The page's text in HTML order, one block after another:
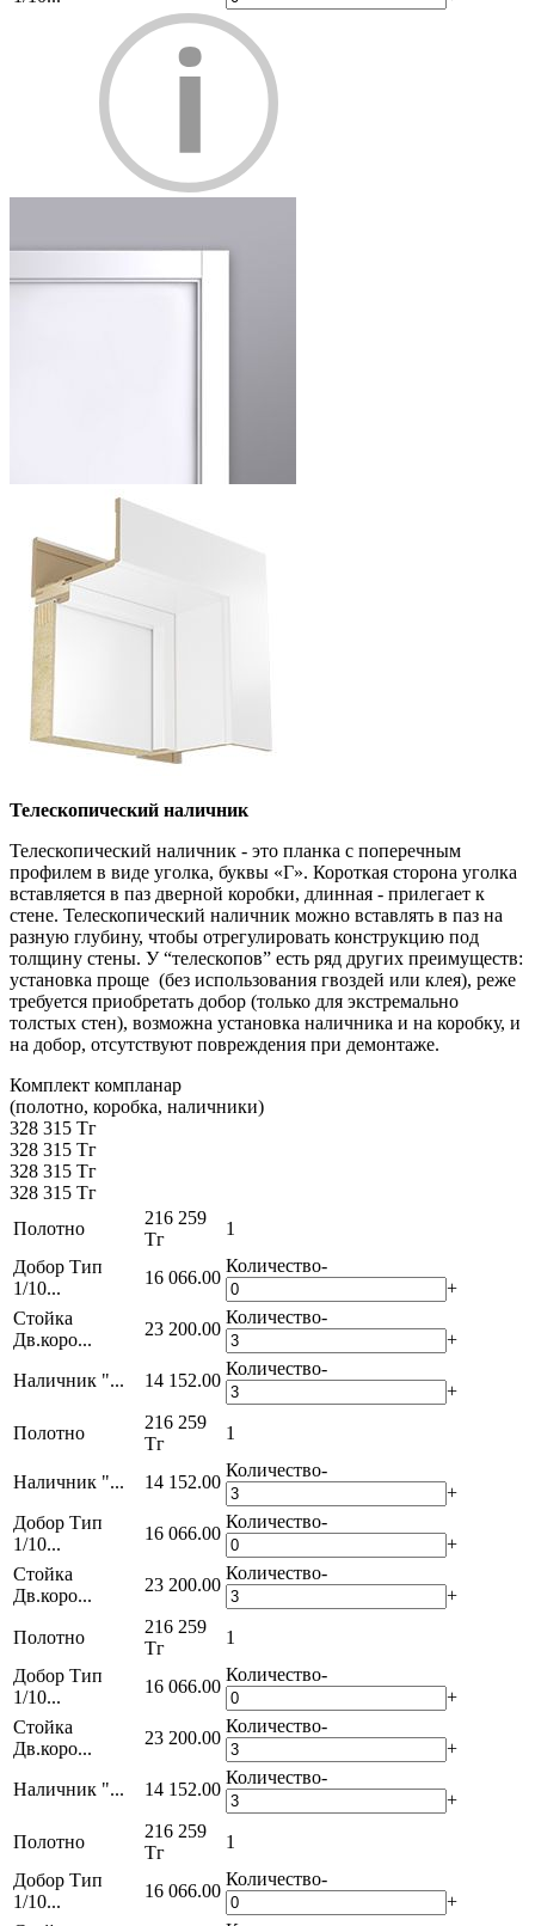
Телескопический наличник
Телескопический наличник - это планка с поперечным
профилем в виде уголка, буквы «Г». Короткая сторона уголка
вставляется в паз дверной коробки, длинная - прилегает к
стене. Телескопический наличник можно вставлять в паз на
разную глубину, чтобы отрегулировать конструкцию под
толщину стены. У “телескопов” есть ряд других преимуществ:
установка проще (без использования гвоздей или клея), реже
требуется приобретать добор (только для экстремально
толстых стен), возможна установка наличника и на коробку, и
на добор, отсутствуют повреждения при демонтаже.
Комплект компланар
(полотно, коробка, наличники)
328 315 Тг
328 315 Тг
328 315 Тг
328 315 Тг
Полотно
216 259
Тг
1
Добор Тип
1/10...
16 066.00
Количество-
+
Стойка
Дв.коро...
23 200.00
Количество-
+
Наличник "...
14 152.00
Количество-
+
Полотно
216 259
Тг
1
Наличник "... 14 152.00
Количество-
+
Добор Тип
1/10...
16 066.00
Количество-
+
Стойка
Дв.коро...
23 200.00
Количество-
+
Полотно
216 259
Тг
1
Добор Тип
1/10...
16 066.00
Количество-
+
Стойка
Дв.коро...
23 200.00
Количество-
+
Наличник "...
14 152.00
Количество-
+
Полотно
216 259
Тг
1
Добор Тип
1/10...
16 066.00
Количество-
+